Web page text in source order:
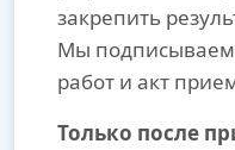
закрепить
Мы
работ и акт
Только после